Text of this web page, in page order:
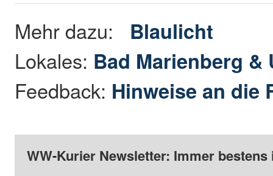
Mehr dazu: Blaulicht
Lokales: Bad Marienberg &
Feedback: Hinweise an die
WW-Kurier Newsletter: Immer